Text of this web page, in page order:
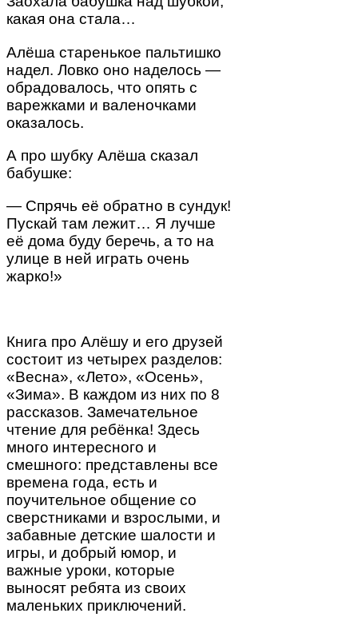
какая она стала…
Алёша старенькое пальтишко
надел. Ловко оно наделось —
обрадовалось, что опять с
варежками и валеночками
оказалось.
А про шубку Алёша сказал
бабушке:
— Спрячь её обратно в сундук!
Пускай там лежит… Я лучше
её дома буду беречь, а то на
улице в ней играть очень
жарко!»
Книга про Алёшу и его друзей
состоит из четырех разделов:
«Весна», «Лето», «Осень»,
«Зима». В каждом из них по 8
рассказов. Замечательное
чтение для ребёнка! Здесь
много интересного и
смешного: представлены все
времена года, есть и
поучительное общение со
сверстниками и взрослыми, и
забавные детские шалости и
игры, и добрый юмор, и
важные уроки, которые
выносят ребята из своих
маленьких приключений.